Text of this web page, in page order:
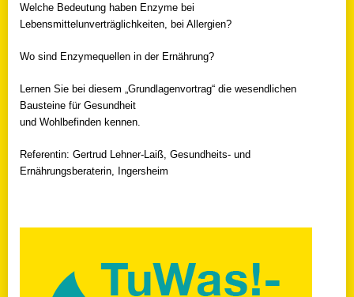
Welche Bedeutung haben Enzyme bei
Lebensmittelunverträglichkeiten, bei Allergien?
Wo sind Enzymequellen in der Ernährung?
Lernen Sie bei diesem „Grundlagenvortrag“ die wesendlichen
Bausteine für Gesundheit
und Wohlbefinden kennen.
Referentin: Gertrud Lehner-Laiß, Gesundheits- und
Ernährungsberaterin, Ingersheim